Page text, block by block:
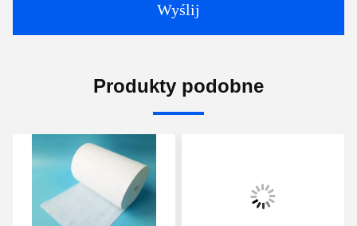
Wyślij
Produkty podobne